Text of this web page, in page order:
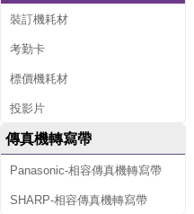
裝訂機耗材
考勤卡
標價機耗材
投影片
傳真機轉寫帶
Panasonic-相容傳真機轉寫帶
SHARP-相容傳真機轉寫帶